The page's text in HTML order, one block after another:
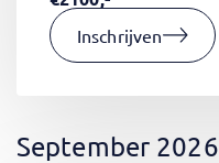
Inschrijven
September 2026